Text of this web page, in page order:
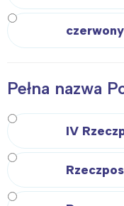
Pełna nazwa
IV
Warszawa
Łódź
Trójmiasto
Poznań
Wrocław